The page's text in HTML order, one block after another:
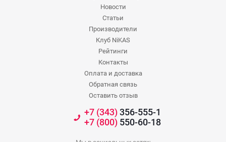
Новости
Статьи
Производители
Клуб NiKAS
Рейтинги
Контакты
Оплата и доставка
Обратная связь
Оставить отзыв
+7 (343)356-555-1
+7 (800)550-60-18